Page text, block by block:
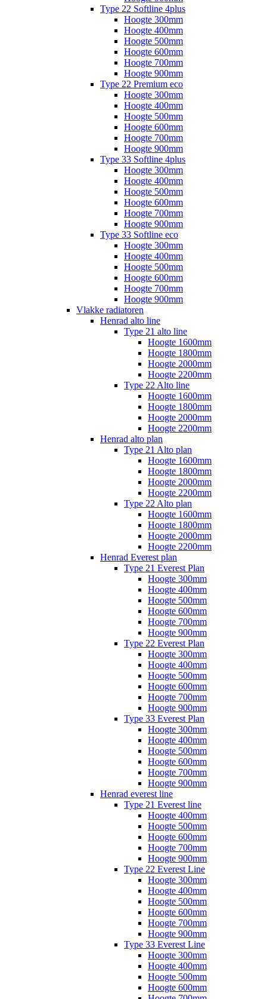
Type 22 Softline 4plus
Hoogte 300mm
Hoogte 400mm
Hoogte 500mm
Hoogte 600mm
Hoogte 700mm
Hoogte 900mm
Type 22 Premium eco
Hoogte 300mm
Hoogte 400mm
Hoogte 500mm
Hoogte 600mm
Hoogte 700mm
Hoogte 900mm
Type 33 Softline 4plus
Hoogte 300mm
Hoogte 400mm
Hoogte 500mm
Hoogte 600mm
Hoogte 700mm
Hoogte 900mm
Type 33 Softline eco
Hoogte 300mm
Hoogte 400mm
Hoogte 500mm
Hoogte 600mm
Hoogte 700mm
Hoogte 900mm
Vlakke radiatoren
Henrad alto line
Type 21 alto line
Hoogte 1600mm
Hoogte 1800mm
Hoogte 2000mm
Hoogte 2200mm
Type 22 Alto line
Hoogte 1600mm
Hoogte 1800mm
Hoogte 2000mm
Hoogte 2200mm
Henrad alto plan
Type 21 Alto plan
Hoogte 1600mm
Hoogte 1800mm
Hoogte 2000mm
Hoogte 2200mm
Type 22 Alto plan
Hoogte 1600mm
Hoogte 1800mm
Hoogte 2000mm
Hoogte 2200mm
Henrad Everest plan
Type 21 Everest Plan
Hoogte 300mm
Hoogte 400mm
Hoogte 500mm
Hoogte 600mm
Hoogte 700mm
Hoogte 900mm
Type 22 Everest Plan
Hoogte 300mm
Hoogte 400mm
Hoogte 500mm
Hoogte 600mm
Hoogte 700mm
Hoogte 900mm
Type 33 Everest Plan
Hoogte 300mm
Hoogte 400mm
Hoogte 500mm
Hoogte 600mm
Hoogte 700mm
Hoogte 900mm
Henrad everest line
Type 21 Everest line
Hoogte 400mm
Hoogte 500mm
Hoogte 600mm
Hoogte 700mm
Hoogte 900mm
Type 22 Everest Line
Hoogte 300mm
Hoogte 400mm
Hoogte 500mm
Hoogte 600mm
Hoogte 700mm
Hoogte 900mm
Type 33 Everest Line
Hoogte 300mm
Hoogte 400mm
Hoogte 500mm
Hoogte 600mm